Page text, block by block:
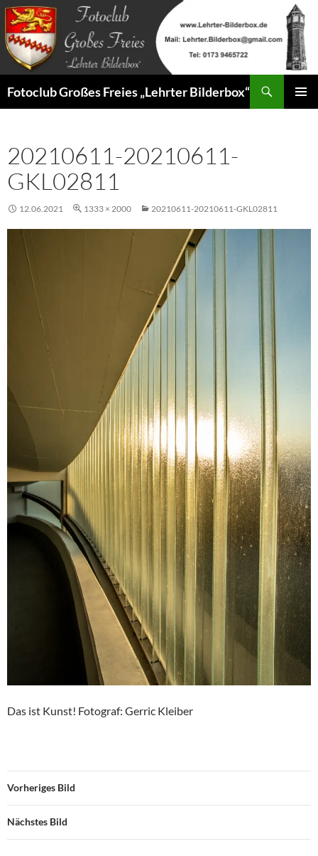
Zum
Inhalt
springen
Fotoclub Großes Freies „Lehrter Bilderbox“
20210611-20210611-
GKL02811
12.06.2021 1333 × 2000 20210611-20210611-GKL02811
Das ist Kunst! Fotograf: Gerric Kleiber
Vorheriges Bild
Nächstes Bild